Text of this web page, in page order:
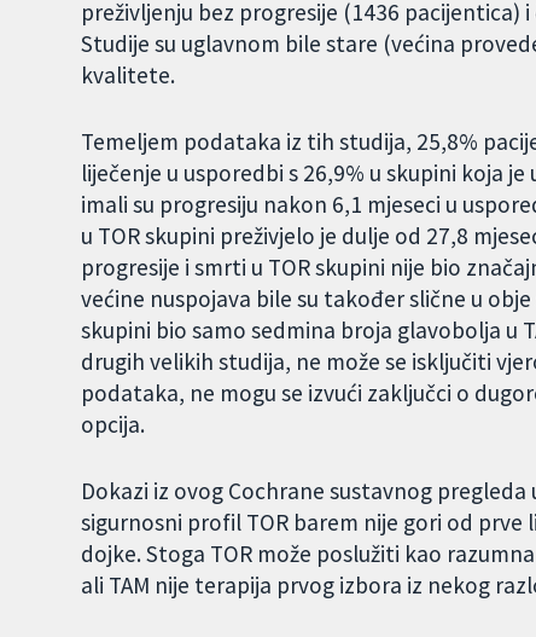
preživljenju bez progresije (1436
Studije su uglavnom bile stare (većina
kvalitete.
Temeljem podataka iz tih studija, 25,8%
liječenje u usporedbi s 26,9% u skupini koja
imali su progresiju nakon 6,1 mjeseci u
u TOR skupini preživjelo je dulje od 27,8
progresije i smrti u TOR skupini nije bio
većine nuspojava bile su također slične u
skupini bio samo sedmina broja glavobolja u
drugih velikih studija, ne može se isključiti
podataka, ne mogu se izvući zaključci o
opcija.
Dokazi iz ovog Cochrane sustavnog pregleda
sigurnosni profil TOR barem nije gori od
dojke. Stoga TOR može poslužiti kao
ali TAM nije terapija prvog izbora iz nekog